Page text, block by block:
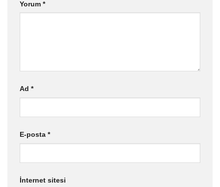
Yorum *
Ad *
E-posta *
İnternet sitesi